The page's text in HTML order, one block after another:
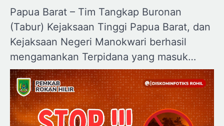
Papua Barat – Tim Tangkap Buronan
(Tabur) Kejaksaan Tinggi Papua Barat, dan
Kejaksaan Negeri Manokwari berhasil
mengamankan Terpidana yang masuk…